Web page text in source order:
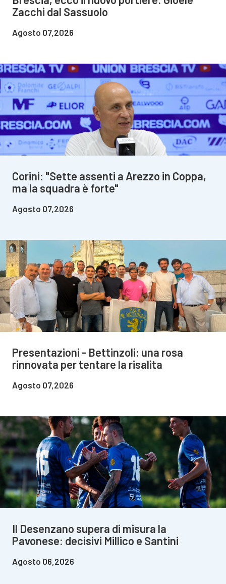
Zacchi dal Sassuolo
Agosto 07,2026
Corini: "Sette assenti a Arezzo in Coppa,
ma la squadra è forte"
Agosto 07,2026
Presentazioni - Bettinzoli: una rosa
rinnovata per tentare la risalita
Agosto 07,2026
Il Desenzano supera di misura la
Pavonese: decisivi Millico e Santini
Agosto 06,2026